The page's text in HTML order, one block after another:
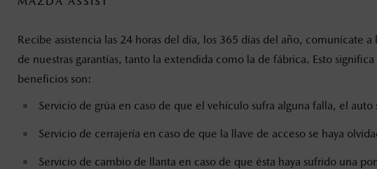
Recibe asistencia las 24 horas del día, los 365 días del año,
de nuestras garantías, tanto la extendida como la de fábrica. Esto
beneficios son:
Servicio de grúa en caso de que el vehículo sufra alguna falla, el
Servicio de cerrajería en caso de que la llave de acceso se haya
Servicio de cambio de llanta en caso de que ésta haya sufrido una